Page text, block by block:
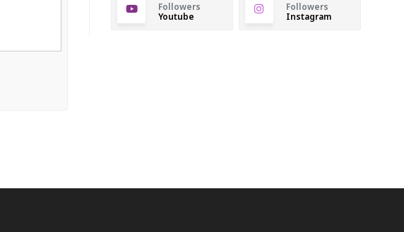
Followers
Youtube
Followers
Instagram